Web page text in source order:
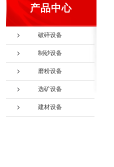
产品中心
破碎设备
制砂设备
磨粉设备
选矿设备
建材设备